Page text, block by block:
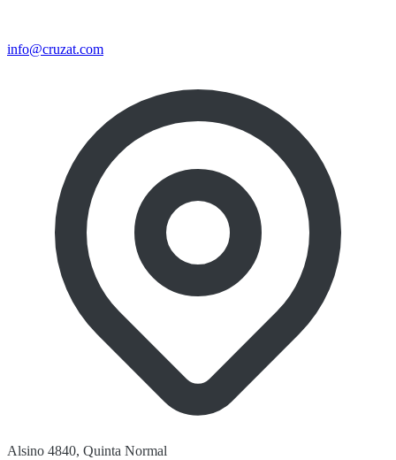
info@cruzat.com
Alsino 4840, Quinta Normal